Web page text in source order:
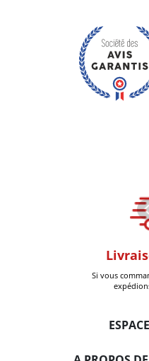
Si vous